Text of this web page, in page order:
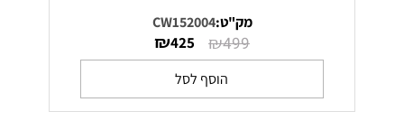
מק"ט:CW152004
₪499
₪425
הוסף לסל